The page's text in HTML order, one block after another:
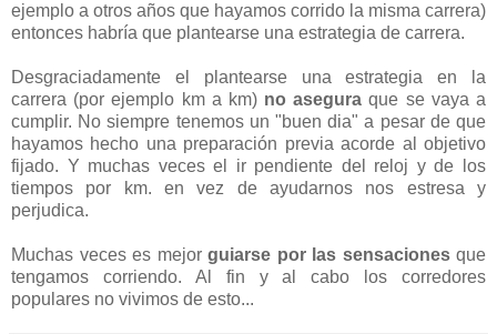
ejemplo a otros años que hayamos corrido la misma carrera)
entonces habría que plantearse una estrategia de carrera.
Desgraciadamente el plantearse una estrategia en la
carrera (por ejemplo km a km) no asegura que se vaya a
cumplir. No siempre tenemos un "buen dia" a pesar de que
hayamos hecho una preparación previa acorde al objetivo
fijado. Y muchas veces el ir pendiente del reloj y de los
tiempos por km. en vez de ayudarnos nos estresa y
perjudica.
Muchas veces es mejorguiarse por las sensacionesque
tengamos corriendo. Al fin y al cabo los corredores
populares no vivimos de esto...